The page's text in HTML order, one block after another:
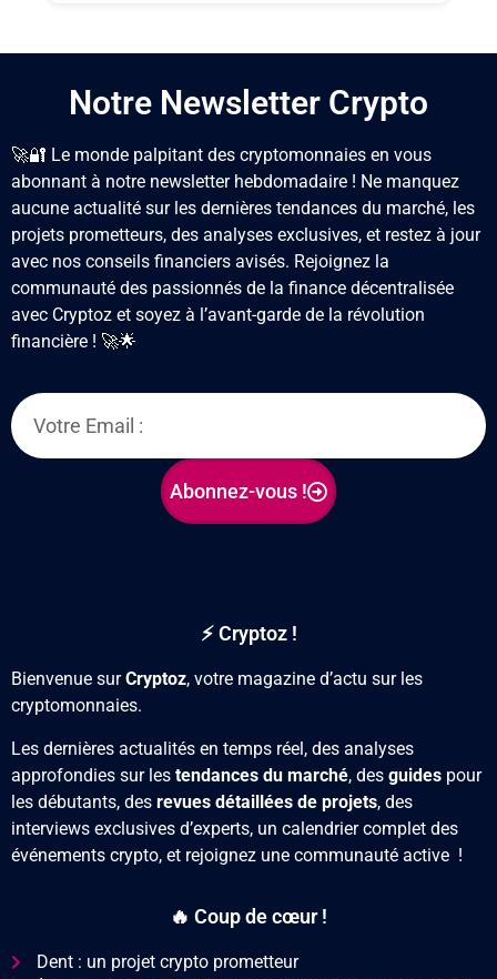
Notre Newsletter Crypto
🚀🔐 Le monde palpitant des cryptomonnaies en vous
abonnant à notre newsletter hebdomadaire ! Ne manquez
aucune actualité sur les dernières tendances du marché, les
projets prometteurs, des analyses exclusives, et restez à jour
avec nos conseils financiers avisés. Rejoignez la
communauté des passionnés de la finance décentralisée
avec Cryptoz et soyez à l’avant-garde de la révolution
financière ! 🚀🌟
Abonnez-vous !
⚡ Cryptoz !
Bienvenue surCryptoz, votre magazine d’actu sur les
cryptomonnaies.
Les dernières actualités en temps réel, des analyses
approfondies sur les tendances du marché, des guides pour
les débutants, des revues détaillées de projets, des
interviews exclusives d’experts, un calendrier complet des
événements crypto, et rejoignez une communauté active !
🔥 Coup de cœur !
Dent : un projet crypto prometteur